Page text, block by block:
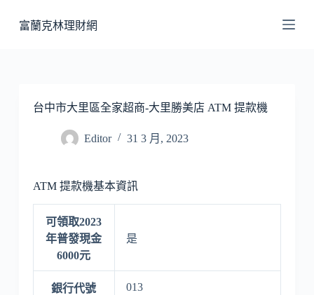
至
富蘭克林理財網
台中市大里區全家超商-大里勝美店 ATM 提款機
Editor 31 3 月, 2023
ATM 提款機基本資訊
可領取2023
年普發現金
6000元
是
銀行代號 013